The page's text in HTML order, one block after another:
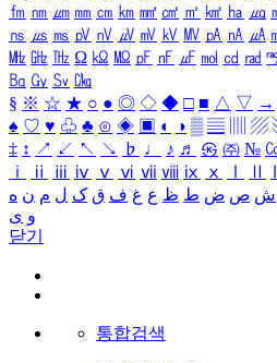
㎙ ㎚ ㎛ ㎜ ㎝ ㎞ ㎟ ㎠ ㎡ ㎢ ㏊ ㎍
㎱ ㎲ ㎳ ㎴ ㎵ ㎶ ㎷ ㎸ ㎹ ㎀ ㎁ ㎂
㎒ ㎓ ㎔ Ω ㏀ ㏁ ㎊ ㎋ ㎌ ㏖ ㏅ ㎭
㏃ ㏉ ㏜ ㏆
§ ※ ☆ ★ ○ ● ◎ ◇ ◆ □ ■ △ ▽ →
♠ ♡ ♥ ♧ ♣ ⊙ ◈ ▣ ◐ ◑ ▒ ▤ ▨
‡ ↕ ↗ ↙ ↖ ↘ ♭ ♩ ♪ ♬ ㉿ ㈜ №
ⅰ
ⅱ ⅲ ⅳ ⅴ ⅵ ⅶ ⅷ ⅸ ⅹ
ش ص ض ط ظ ع غ ف ق ک ل م ن ه
و ی
닫기
통합검색